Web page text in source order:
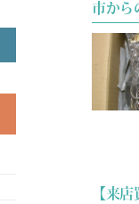
市から
【来